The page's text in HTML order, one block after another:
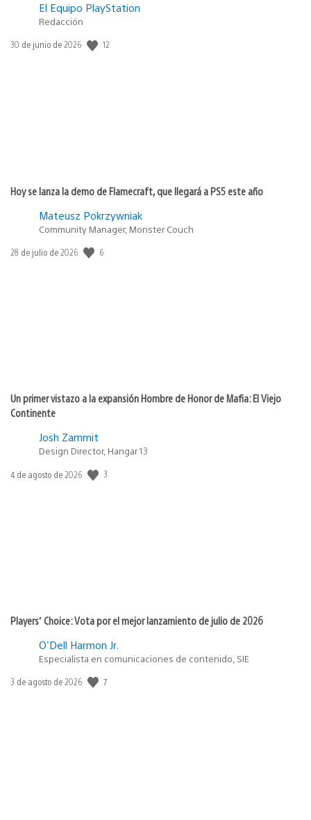
El Equipo PlayStation
Redacción
Fecha
30 de junio de 2026 12
Hoy se lanza la demo de Flamecraft, que llegará a PS5 este año
Mateusz Pokrzywniak
Community Manager, Monster Couch
Fecha
28 de julio de 2026 6
Un primer vistazo a la expansión Hombre de Honor de Mafia: El Viejo
Continente
Josh Zammit
Design Director, Hangar 13
Fecha
4 de agosto de 2026 3
Players’ Choice: Vota por el mejor lanzamiento de julio de 2026
O'Dell Harmon Jr.
Especialista en comunicaciones de contenido, SIE
Fecha
3 de agosto de 2026 7